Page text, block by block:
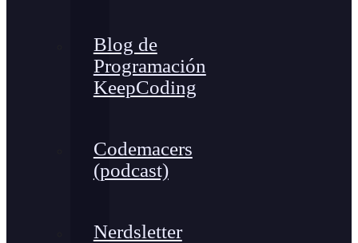
Blog de
Programación
KeepCoding
Codemacers
(podcast)
Nerdsletter